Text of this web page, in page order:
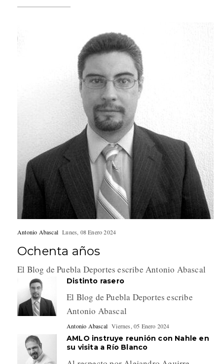
Antonio Abascal Lunes, 08 Enero 2024
Ochenta años
El Blog de Puebla Deportes escribe Antonio Abascal
Distinto rasero
El Blog de Puebla Deportes escribe
Antonio Abascal
Antonio Abascal Viernes, 05 Enero 2024
AMLO instruye reunión con Nahle en
su visita a Río Blanco